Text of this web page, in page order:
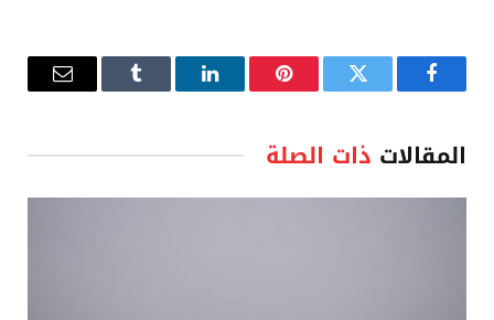
فيسبوك تويتر بينتيريستلينكدإن Tumblr
البريد
المقالات ذات الصلة